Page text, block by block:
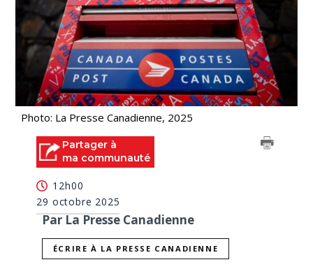
Photo: La Presse Canadienne, 2025
Partager à
ma communauté
12h00
29 octobre 2025
Par La Presse Canadienne
ÉCRIRE À LA PRESSE CANADIENNE